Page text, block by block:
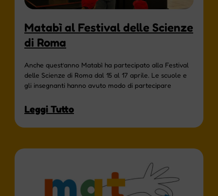
Matabì al Festival delle Scienze
di Roma
Anche quest’anno Matabì ha partecipato alla Festival
delle Scienze di Roma dal 15 al 17 aprile. Le scuole e
gli insegnanti hanno avuto modo di partecipare
Leggi Tutto